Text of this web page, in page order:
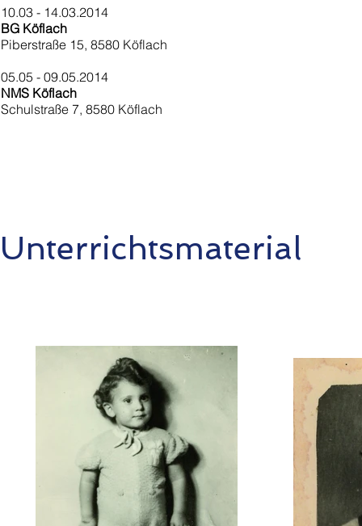
10.03 - 14.03.2014
BG Köflach
Piberstraße 15, 8580 Köflach
05.05 - 09.05.2014
NMS Köflach
Schulstraße 7, 8580 Köflach
Unterrichtsmaterial